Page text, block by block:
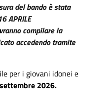
del bando è stata
APRILE
compilare la
accedendo tramite
per i giovani idonei e
2026.